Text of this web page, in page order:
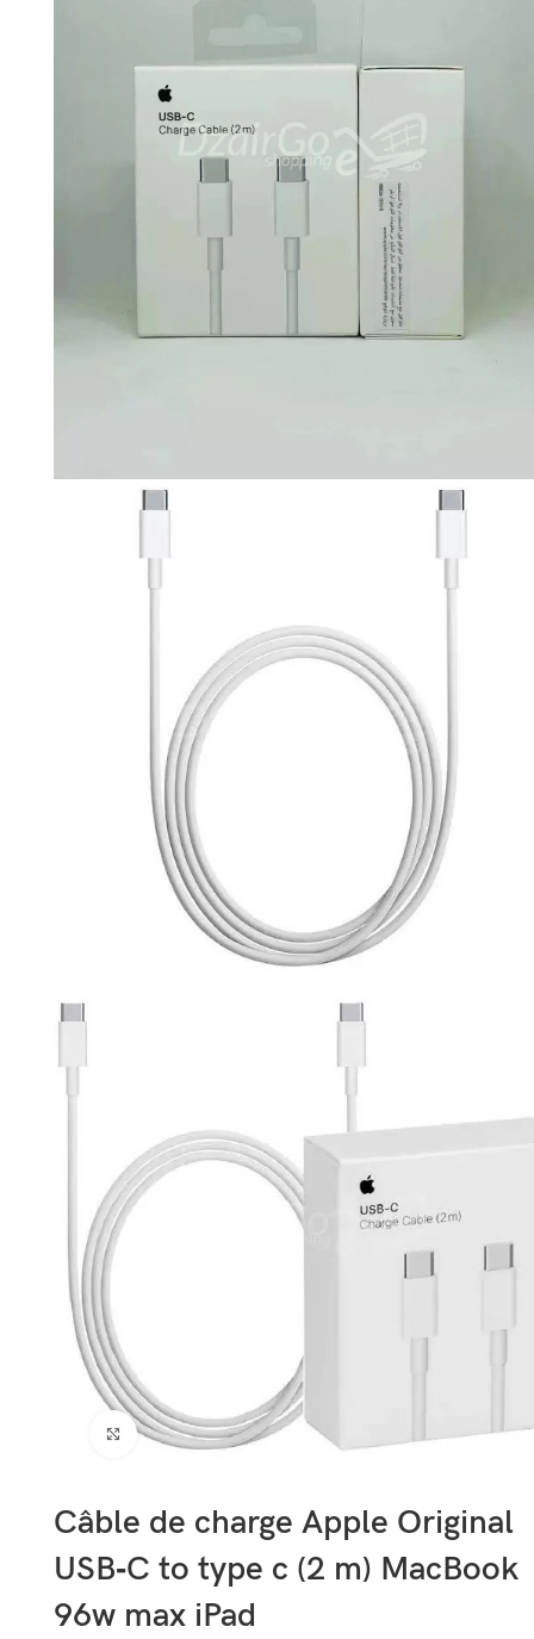
Cliquez pour agrandir
Câble de charge Apple Original
USB‑C to type c (2 m) MacBook
96w max iPad